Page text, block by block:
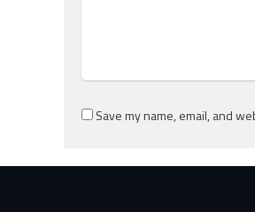
Save my name, email, and